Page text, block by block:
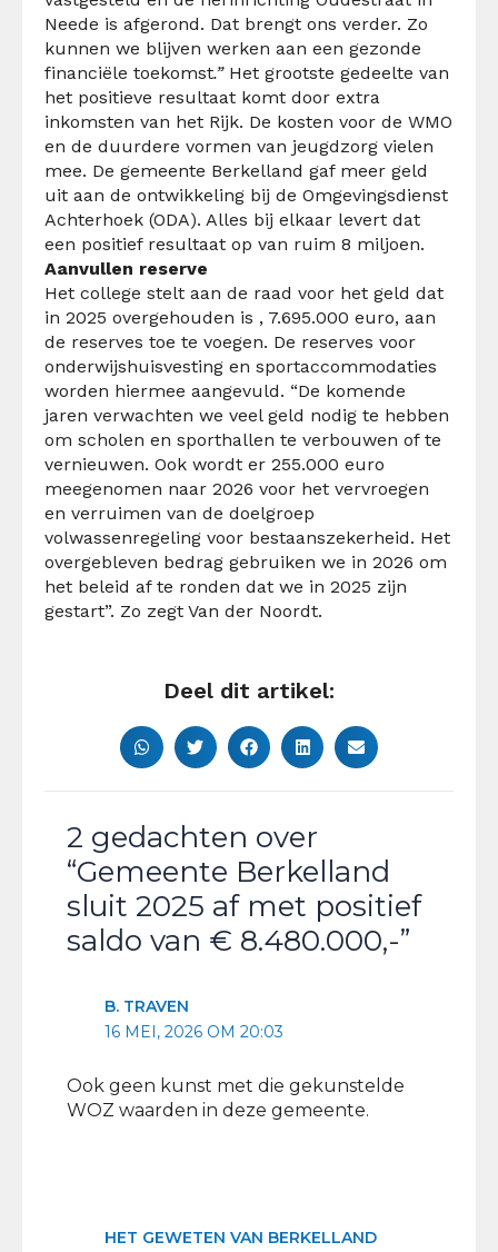
Neede is afgerond. Dat brengt ons verder. Zo
kunnen we blijven werken aan een gezonde
financiële toekomst.” Het grootste gedeelte van
het positieve resultaat komt door extra
inkomsten van het Rijk. De kosten voor de WMO
en de duurdere vormen van jeugdzorg vielen
mee. De gemeente Berkelland gaf meer geld
uit aan de ontwikkeling bij de Omgevingsdienst
Achterhoek (ODA). Alles bij elkaar levert dat
een positief resultaat op van ruim 8 miljoen.
Aanvullen reserve
Het college stelt aan de raad voor het geld dat
in 2025 overgehouden is , 7.695.000 euro, aan
de reserves toe te voegen. De reserves voor
onderwijshuisvesting en sportaccommodaties
worden hiermee aangevuld. “De komende
jaren verwachten we veel geld nodig te hebben
om scholen en sporthallen te verbouwen of te
vernieuwen. Ook wordt er 255.000 euro
meegenomen naar 2026 voor het vervroegen
en verruimen van de doelgroep
volwassenregeling voor bestaanszekerheid. Het
overgebleven bedrag gebruiken we in 2026 om
het beleid af te ronden dat we in 2025 zijn
gestart”. Zo zegt Van der Noordt.
Deel dit artikel:
2 gedachten over
“Gemeente Berkelland
sluit 2025 af met positief
saldo van € 8.480.000,-”
B. TRAVEN
16 MEI, 2026 OM 20:03
Ook geen kunst met die gekunstelde
WOZ waarden in deze gemeente.
HET GEWETEN VAN BERKELLAND